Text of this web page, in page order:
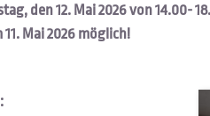
den 12. Mai 2026von 14.00-
Mai 2026 möglich!